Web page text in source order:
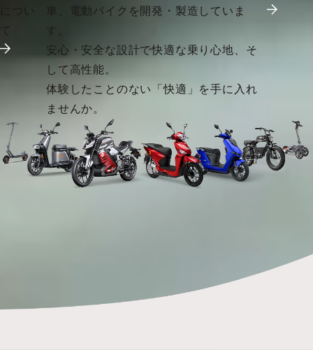
て
車、電動バイクを開発・製造していま
す。
安心・安全な設計で快適な乗り心地、そ
して高性能。
体験したことのない「快適」を手に入れ
ませんか。